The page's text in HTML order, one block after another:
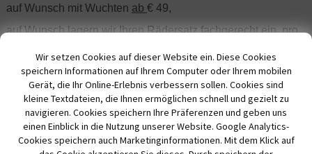
auf Wunsch mit Wuchten ab € 49,
auf Wunsch lagern wir Ihren Rädersatz fachgerecht ein, pro
den Wechsel für einen Radsatz PKW incl. Einlagern
bekommen Sie zum günstigen Sparpreis von ab€ 99,-!
(Jeeps und Sondergrößenab€ 109,-)
Stichverletzungen im Reifenprofil können wir (nach Prüfung)
reparieren hier rechnen wir nach Aufwand ab
Preisstand 01.10.2025
Wir setzen Cookies auf dieser Website ein. Diese Cookies
speichern Informationen auf Ihrem Computer oder Ihrem mobilen
Gerät, die Ihr Online-Erlebnis verbessern sollen. Cookies sind
kleine Textdateien, die Ihnen ermöglichen schnell und gezielt zu
navigieren. Cookies speichern Ihre Präferenzen und geben uns
einen Einblick in die Nutzung unserer Website. Google Analytics-
Cookies speichern auch Marketinginformationen. Mit dem Klick auf